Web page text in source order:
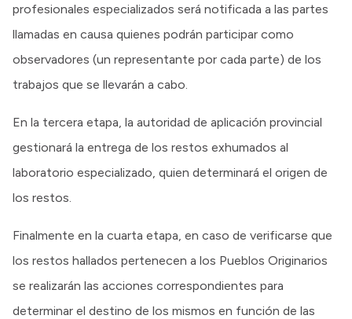
profesionales especializados será notificada a las partes
llamadas en causa quienes podrán participar como
observadores (un representante por cada parte) de los
trabajos que se llevarán a cabo.
En la tercera etapa, la autoridad de aplicación provincial
gestionará la entrega de los restos exhumados al
laboratorio especializado, quien determinará el origen de
los restos.
Finalmente en la cuarta etapa, en caso de verificarse que
los restos hallados pertenecen a los Pueblos Originarios
se realizarán las acciones correspondientes para
determinar el destino de los mismos en función de las